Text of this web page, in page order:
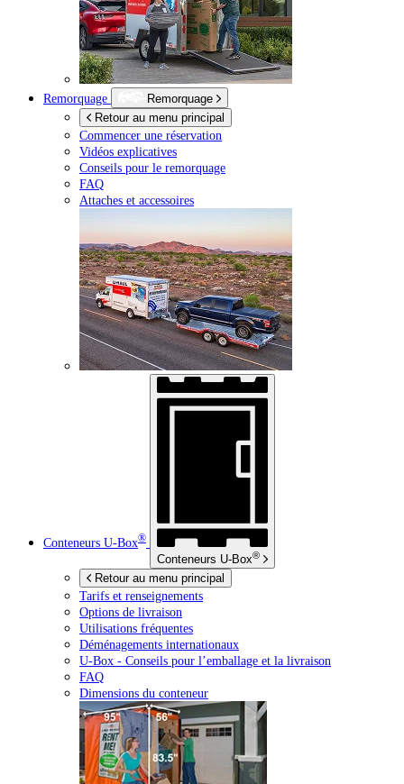
Remorquage
Remorquage
Retour au menu principal
Commencer une réservation
Vidéos explicatives
Conseils pour le remorquage
FAQ
Attaches et accessoires
Conteneurs U-Box®
Conteneurs U-Box®
Retour au menu principal
Tarifs et renseignements
Options de livraison
Utilisations fréquentes
Déménagements internationaux
U-Box - Conseils pour l’emballage et la livraison
FAQ
Dimensions du conteneur